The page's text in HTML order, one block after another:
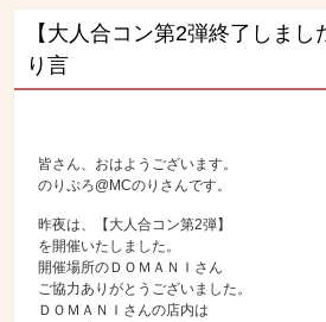
【大人合コン第2弾終了しま
り言
皆さん、おはようございます。
のりぷろ@MCのりさんです。
昨夜は、【大人合コン第2弾】
を開催いたしました。
開催場所のＤＯＭＡＮＩさん
ご協力ありがとうございました。
ＤＯＭＡＮＩさんの店内は